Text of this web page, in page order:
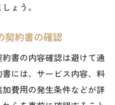
ょう。
契約書の確認
書の内容確認は避けて通
には、サービス内容、料
費用の発生条件などが詳